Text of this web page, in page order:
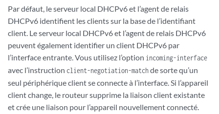
Par défaut, le serveur local DHCPv6 et l’agent de relais
DHCPv6 identifient les clients sur la base de l’identifiant
client. Le serveur local DHCPv6 et l’agent de relais DHCPv6
peuvent également identifier un client DHCPv6 par
l’interface entrante. Vous utilisez l’option incoming-interface
avec l’instruction client-negotiation-matchde sorte qu’un
seul périphérique client se connecte à l’interface. Si l’appareil
client change, le routeur supprime la liaison client existante
et crée une liaison pour l’appareil nouvellement connecté.